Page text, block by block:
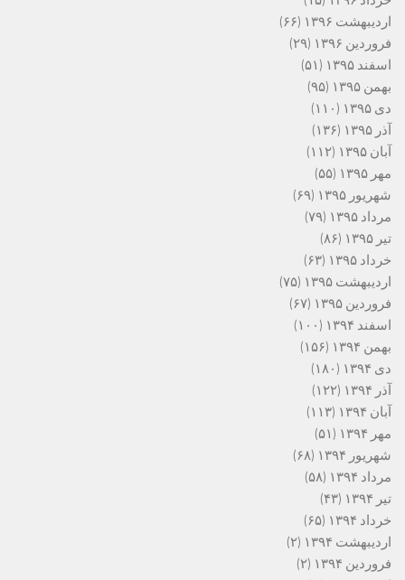
اردیبهشت ۱۳۹۶
(۶۶)
فروردین ۱۳۹۶
(۲۹)
اسفند ۱۳۹۵
(۵۱)
بهمن ۱۳۹۵
(۹۵)
دی ۱۳۹۵
(۱۱۰)
آذر ۱۳۹۵
(۱۳۶)
آبان ۱۳۹۵
(۱۱۲)
مهر ۱۳۹۵
(۵۵)
شهریور ۱۳۹۵
(۶۹)
مرداد ۱۳۹۵
(۷۹)
تیر ۱۳۹۵
(۸۶)
خرداد ۱۳۹۵
(۶۳)
اردیبهشت ۱۳۹۵
(۷۵)
فروردین ۱۳۹۵
(۶۷)
اسفند ۱۳۹۴
(۱۰۰)
بهمن ۱۳۹۴
(۱۵۶)
دی ۱۳۹۴
(۱۸۰)
آذر ۱۳۹۴
(۱۲۲)
آبان ۱۳۹۴
(۱۱۳)
مهر ۱۳۹۴
(۵۱)
شهریور ۱۳۹۴
(۶۸)
مرداد ۱۳۹۴
(۵۸)
تیر ۱۳۹۴
(۴۳)
خرداد ۱۳۹۴
(۶۵)
اردیبهشت ۱۳۹۴
(۲)
فروردین ۱۳۹۴
(۲)